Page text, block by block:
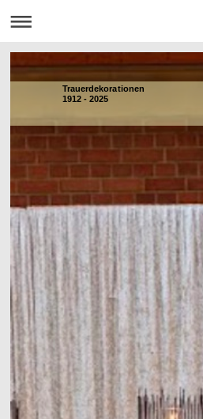
Trauerdekorationen
1912 - 2025